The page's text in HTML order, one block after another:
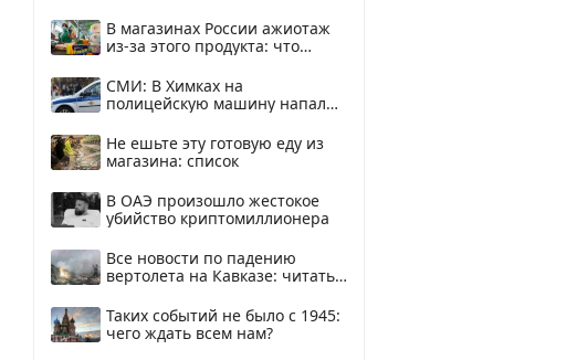
В магазинах России ажиотаж
из-за этого продукта: что
СМИ: В Химках на
полицейскую машину напали
Не ешьте эту готовую еду из
магазина: список
В ОАЭ произошло жестокое
убийство криптомиллионера
Все новости по падению
вертолета на Кавказе: читать
Таких событий не было с 1945:
чего ждать всем нам?